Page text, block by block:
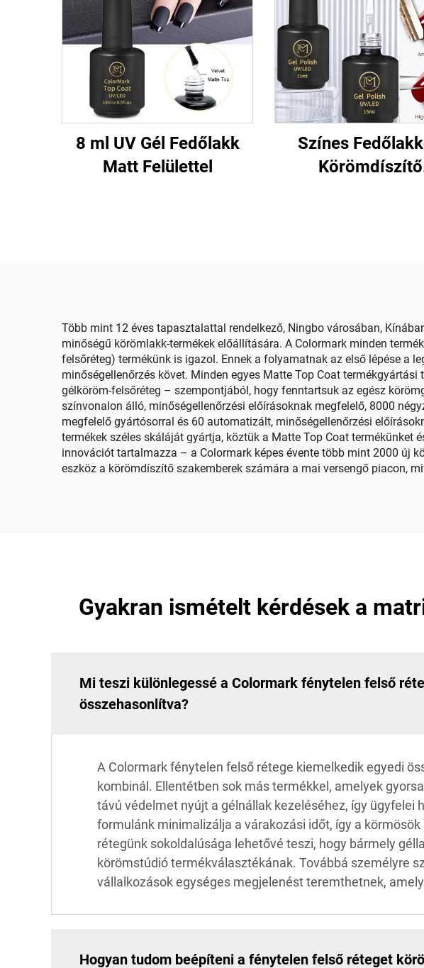
8 ml UV Gél Fedőlakk
Matt Felülettel
Színes
Körömdíszítő
Több mint 12 éves tapasztalattal rendelkező, Ningbo városában,
minőségű körömlakk-termékek előállítására. A Colormark minden
felsőréteg) termékünk is igazol. Ennek a folyamatnak az első lépése a
minőségellenőrzés követ. Minden egyes Matte Top Coat
gélköröm-felsőréteg – szempontjából, hogy fenntartsuk az egész
színvonalon álló, minőségellenőrzési előírásoknak megfelelő, 8000
megfelelő gyártósorral és 60 automatizált, minőségellenőrzési
termékek széles skáláját gyártja, köztük a Matte Top Coat
innovációt tartalmazza – a Colormark képes évente több mint 2000 új
eszköz a körömdíszítő szakemberek számára a mai versengő piacon,
Gyakran ismételt kérdések a
Mi teszi különlegessé a Colormark fénytelen felső
összehasonlítva?
A Colormark fénytelen felső rétege kiemelkedik egyedi
kombinál. Ellentétben sok más termékkel, amelyek
távú védelmet nyújt a gélnállak kezeléséhez, így
formulánk minimalizálja a várakozási időt, így a
rétegünk sokoldalúsága lehetővé teszi, hogy bármely
körömstúdió termékválasztékának. Továbbá személyre
vállalkozások egységes megjelenést teremthetnek,
Hogyan tudom beépíteni a fénytelen felső réteget